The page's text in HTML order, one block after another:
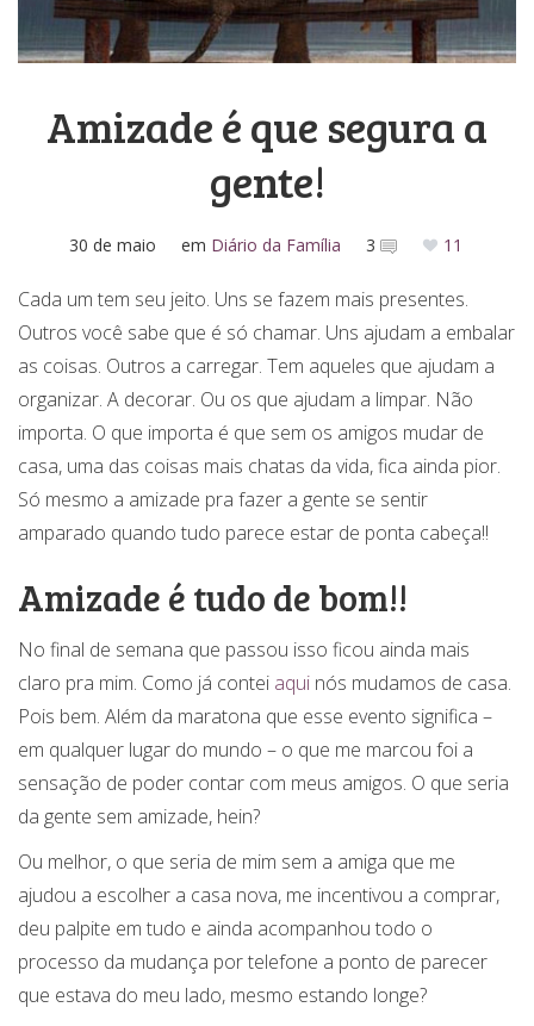
Media Kit
Amizade é que segura a
gente!
30 de maio em Diário da Família 3 11
Cada um tem seu jeito. Uns se fazem mais presentes.
Outros você sabe que é só chamar. Uns ajudam a embalar
as coisas. Outros a carregar. Tem aqueles que ajudam a
organizar. A decorar. Ou os que ajudam a limpar. Não
importa. O que importa é que sem os amigos mudar de
casa, uma das coisas mais chatas da vida, fica ainda pior.
Só mesmo a amizade pra fazer a gente se sentir
amparado quando tudo parece estar de ponta cabeça!!
Amizade é tudo de bom!!
No final de semana que passou isso ficou ainda mais
claro pra mim. Como já contei aqui nós mudamos de casa.
Pois bem. Além da maratona que esse evento significa –
em qualquer lugar do mundo – o que me marcou foi a
sensação de poder contar com meus amigos. O que seria
da gente sem amizade, hein?
Ou melhor, o que seria de mim sem a amiga que me
ajudou a escolher a casa nova, me incentivou a comprar,
deu palpite em tudo e ainda acompanhou todo o
processo da mudança por telefone a ponto de parecer
que estava do meu lado, mesmo estando longe?